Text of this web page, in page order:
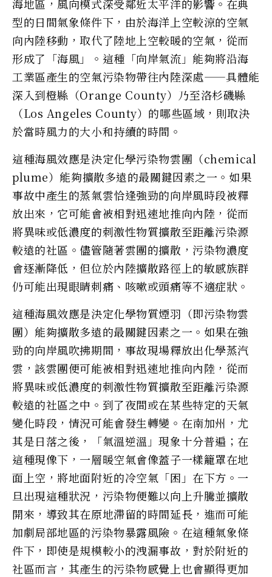
海地區，風向模式深受鄰近太平洋的影響。在典
型的日間氣象條件下，由於海洋上空較涼的空氣
向內陸移動，取代了陸地上空較暖的空氣，從而
形成了「海風」。這種「向岸氣流」能夠將沿海
工業區產生的空氣污染物帶往內陸深處——具體能
深入到橙縣（Orange County）乃至洛杉磯縣
（Los Angeles County）的哪些區域，則取決
於當時風力的大小和持續的時間。
這種海風效應是決定化學污染物雲團（chemical
plume）能夠擴散多遠的最關鍵因素之一。如果
事故中產生的蒸氣雲恰逢強勁的向岸風時段被釋
放出來，它可能會被相對迅速地推向內陸，從而
將異味或低濃度的刺激性物質擴散至距離污染源
較遠的社區。儘管隨著雲團的擴散，污染物濃度
會逐漸降低，但位於內陸擴散路徑上的敏感族群
仍可能出現眼睛刺痛、咳嗽或頭痛等不適症狀。
這種海風效應是決定化學物質煙羽（即污染物雲
團）能夠擴散多遠的最關鍵因素之一。如果在強
勁的向岸風吹拂期間，事故現場釋放出化學蒸汽
雲，該雲團便可能被相對迅速地推向內陸，從而
將異味或低濃度的刺激性物質擴散至距離污染源
較遠的社區之中。到了夜間或在某些特定的天氣
變化時段，情況可能會發生轉變。在南加州，尤
其是日落之後，「氣溫逆溫」現象十分普遍；在
這種現像下，一層暖空氣會像蓋子一樣籠罩在地
面上空，將地面附近的冷空氣「困」在下方。一
旦出現這種狀況，污染物便難以向上升騰並擴散
開來，導致其在原地滯留的時間延長，進而可能
加劇局部地區的污染物暴露風險。在這種氣象條
件下，即使是規模較小的洩漏事故，對於附近的
社區而言，其產生的污染物感覺上也會顯得更加